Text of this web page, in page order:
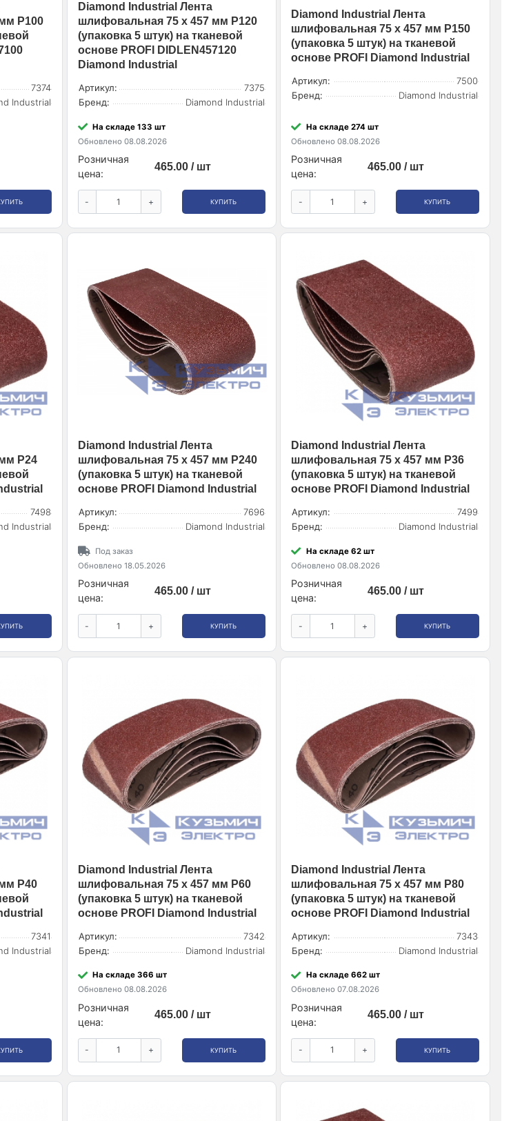
Р100
7374
Industrial
Diamond Industrial Лента
шлифовальная 75 x 457 мм Р120
(упаковка 5 штук) на тканевой
основе PROFI DIDLEN457120
Diamond Industrial
Артикул:
7375
Бренд:
Diamond Industrial
На складе 133 шт
Обновлено 08.08.2026
Розничная
цена:
465.00 / шт
- + КУПИТЬ
Diamond Industrial Лента
шлифовальная 75 х 457 мм Р150
(упаковка 5 штук) на тканевой
основе PROFI Diamond Industrial
Артикул:
7500
Бренд:
Diamond Industrial
На складе 274 шт
Обновлено 08.08.2026
Розничная
цена:
465.00 / шт
- + КУПИТЬ
Р24
7498
Industrial
Diamond Industrial Лента
шлифовальная 75 х 457 мм Р240
(упаковка 5 штук) на тканевой
основе PROFI Diamond Industrial
Артикул:
7696
Бренд:
Diamond Industrial
Под заказ
Обновлено 18.05.2026
Розничная
цена:
465.00 / шт
- + КУПИТЬ
Diamond Industrial Лента
шлифовальная 75 х 457 мм Р36
(упаковка 5 штук) на тканевой
основе PROFI Diamond Industrial
Артикул:
7499
Бренд:
Diamond Industrial
На складе 62 шт
Обновлено 08.08.2026
Розничная
цена:
465.00 / шт
- + КУПИТЬ
Р40
7341
Industrial
Diamond Industrial Лента
шлифовальная 75 х 457 мм Р60
(упаковка 5 штук) на тканевой
основе PROFI Diamond Industrial
Артикул:
7342
Бренд:
Diamond Industrial
На складе 366 шт
Обновлено 08.08.2026
Розничная
цена:
465.00 / шт
- + КУПИТЬ
Diamond Industrial Лента
шлифовальная 75 х 457 мм Р80
(упаковка 5 штук) на тканевой
основе PROFI Diamond Industrial
Артикул:
7343
Бренд:
Diamond Industrial
На складе 662 шт
Обновлено 07.08.2026
Розничная
цена:
465.00 / шт
- + КУПИТЬ